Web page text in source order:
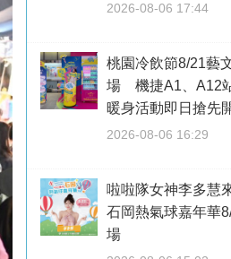
2026-08-06 17:44
桃園冷飲節8/21藝
場 機捷A1、A12
暖身活動即日搶先
2026-08-06 16:29
啦啦隊女神李多慧
石岡熱氣球嘉年華
場